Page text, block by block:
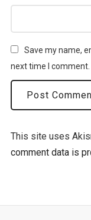
Save my name,
next time I comment.
This site uses
comment data is